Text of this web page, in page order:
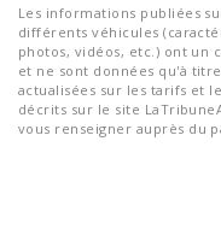
Les informations publiées
différents véhicules
photos, vidéos, etc.) ont
et ne sont données qu'à
actualisées sur les tarifs et
décrits sur le site
vous renseigner auprès du